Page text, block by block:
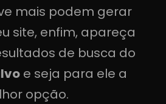
mais podem gerar
site, enfim, apareça
de busca do
e seja para ele a
opção.